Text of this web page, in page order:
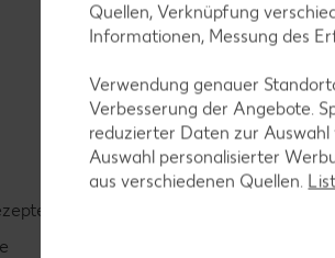
Salat-Rezepte
Fleisch-
Fisch-Rezepte
Geflügel-
Quellen, Verknüpfung
Informationen, Messung des
Verwendung genauer
Verbesserung der Angebote.
reduzierter Daten zur
Auswahl personalisierter
aus verschiedenen Quellen.